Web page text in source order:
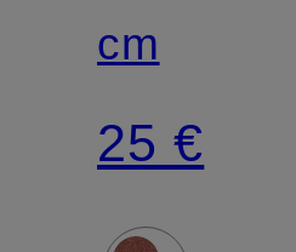
cm
25 €